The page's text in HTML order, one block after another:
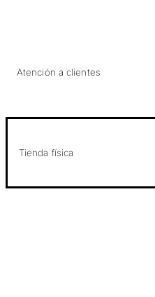
Atención a clientes
Tienda física